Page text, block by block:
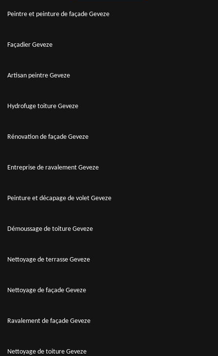
Peintre et peinture de façade Geveze
Façadier Geveze
Artisan peintre Geveze
Hydrofuge toiture Geveze
Rénovation de façade Geveze
Entreprise de ravalement Geveze
Peinture et décapage de volet Geveze
Démoussage de toiture Geveze
Nettoyage de terrasse Geveze
Nettoyage de façade Geveze
Ravalement de façade Geveze
Nettoyage de toiture Geveze